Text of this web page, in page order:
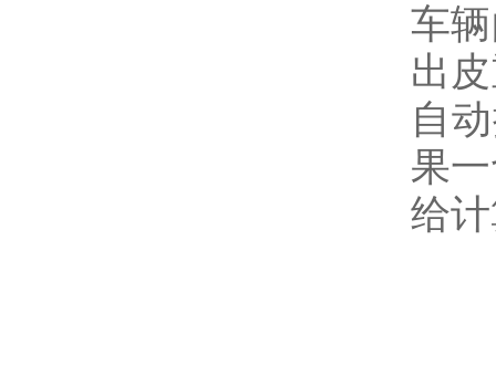
车
出
自
果
给